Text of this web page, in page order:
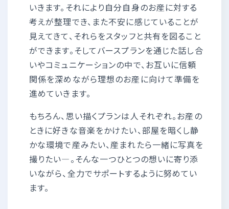
いきます。それにより自分自身のお産に対する
考えが整理でき、また不安に感じていることが
見えてきて、それらをスタッフと共有を図ること
ができます。そしてバースプランを通じた話し合
いやコミュニケーションの中で、お互いに信頼
関係を深めながら理想のお産に向けて準備を
進めていきます。
もちろん、思い描くプランは人それぞれ。お産の
ときに好きな音楽をかけたい、部屋を暗くし静
かな環境で産みたい、産まれたら一緒に写真を
撮りたい—。そんな一つひとつの想いに寄り添
いながら、全力でサポートするように努めてい
ます。